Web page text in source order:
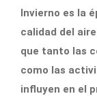
Invierno es la
calidad del
que tanto las
como las
influyen en el